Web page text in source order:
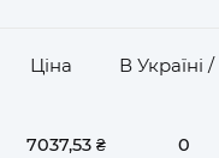
Ціна В Україні
7037,53 ₴ 0